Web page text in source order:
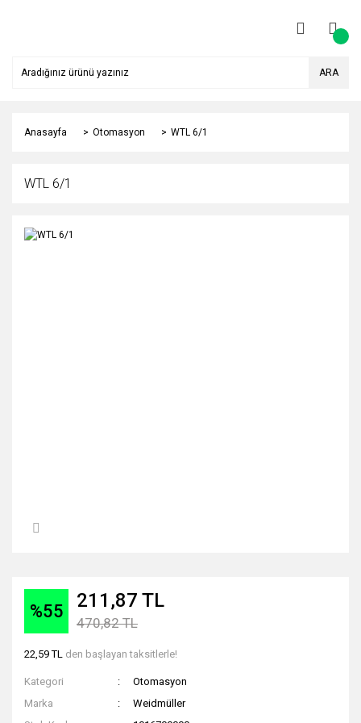
ARA
Anasayfa Otomasyon WTL 6/1
WTL 6/1
%55 211,87 TL
470,82 TL
22,59 TL den başlayan taksitlerle!
Kategori
Otomasyon
Marka
Weidmüller